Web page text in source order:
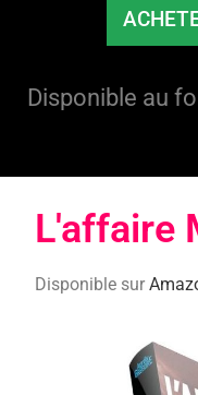
Disponible au
L'affaire
Disponible sur